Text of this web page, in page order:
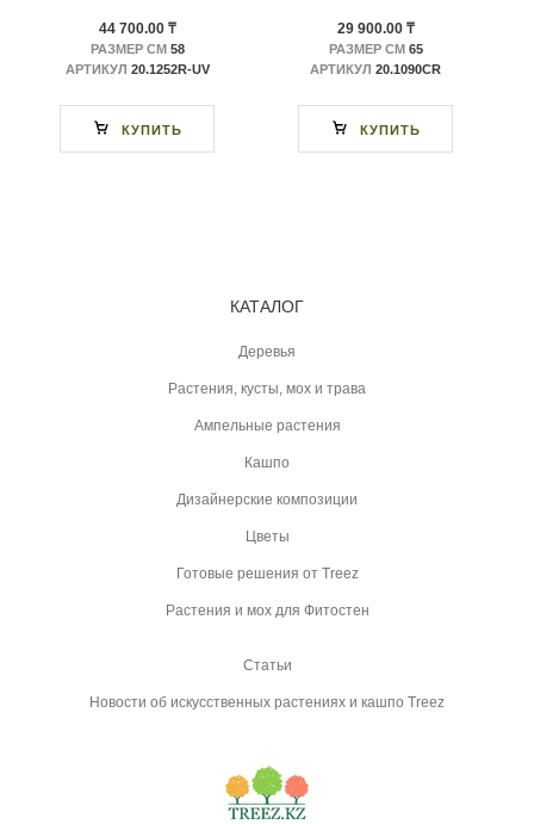
44 700.00 ₸
РАЗМЕР СМ58
АРТИКУЛ 20.1252R-UV
КУПИТЬ
29 900.00 ₸
РАЗМЕР СМ65
АРТИКУЛ 20.1090CR
КУПИТЬ
КАТАЛОГ
Деревья
Растения, кусты, мох и трава
Ампельные растения
Кашпо
Дизайнерские композиции
Цветы
Готовые решения от Treez
Растения и мох для Фитостен
Статьи
Новости об искусственных растениях и кашпо Treez